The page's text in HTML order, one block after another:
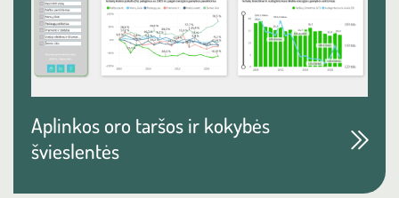
Aplinkos oro taršos ir kokybės
švieslentės